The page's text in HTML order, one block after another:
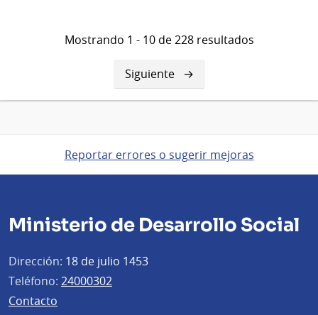
Mostrando 1 - 10 de 228 resultados
Siguiente
página
Siguiente
Reportar errores o sugerir mejoras
Ministerio de Desarrollo Social
Dirección: 18 de julio 1453
Teléfono: 24000302
Contacto